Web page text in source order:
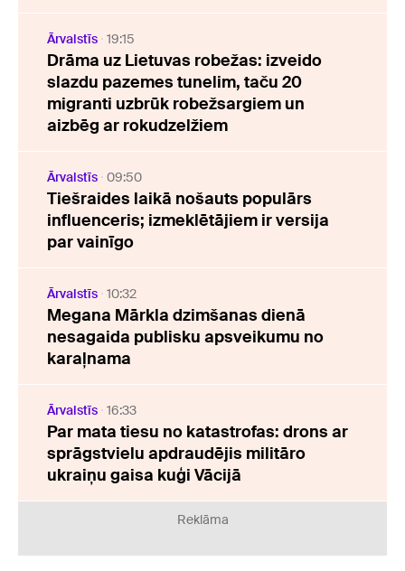
Ārvalstīs 19:15
Drāma uz Lietuvas robežas: izveido
slazdu pazemes tunelim, taču 20
migranti uzbrūk robežsargiem un
aizbēg ar rokudzelžiem
Ārvalstīs 09:50
Tiešraides laikā nošauts populārs
influenceris; izmeklētājiem ir versija
par vainīgo
Ārvalstīs 10:32
Megana Mārkla dzimšanas dienā
nesagaida publisku apsveikumu no
karaļnama
Ārvalstīs 16:33
Par mata tiesu no katastrofas: drons ar
sprāgstvielu apdraudējis militāro
ukraiņu gaisa kuģi Vācijā
Reklāma